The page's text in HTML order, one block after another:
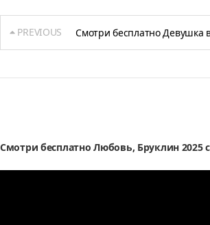
PREVIOUS Смотри бесплатно Девушка
Смотри бесплатно Любовь, Бруклин 2025